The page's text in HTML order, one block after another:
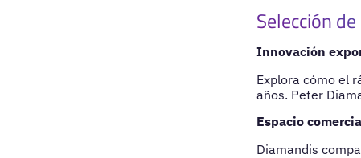
Selección
Innovación
Explora cómo el
años. Peter
Espacio
Diamandis